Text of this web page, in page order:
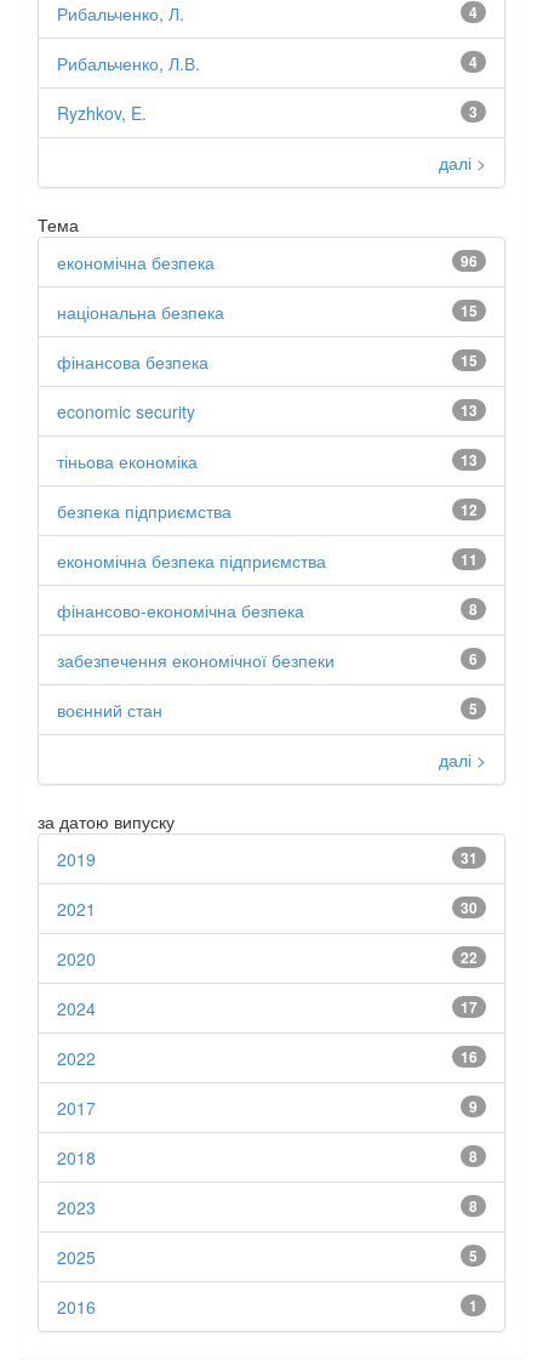
4
Рибальченко, Л.
4
Рибальченко, Л.В.
3
Ryzhkov, E.
далі >
Тема
96
економічна безпека
15
національна безпека
15
фінансова безпека
13
economic security
13
тіньова економіка
12
безпека підприємства
11
економічна безпека підприємства
8
фінансово-економічна безпека
6
забезпечення економічної безпеки
5
воєнний стан
далі >
за датою випуску
31
2019
30
2021
22
2020
17
2024
16
2022
9
2017
8
2018
8
2023
5
2025
1
2016